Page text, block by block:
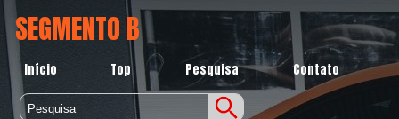
SEGMENTO B
Início Top Pesquisa Contato